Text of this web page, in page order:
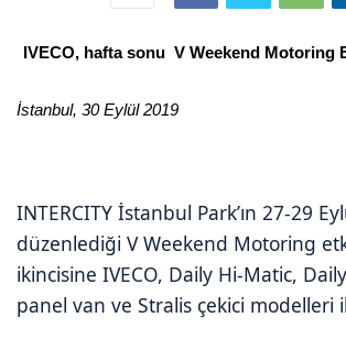
IVECO, hafta sonu V Weekend Motoring
İstanbul, 30 Eylül 2019
INTERCITY İstanbul Park’ın 27-29
düzenlediği V Weekend Motoring
ikincisine IVECO, Daily Hi-Matic,
panel van ve Stralis çekici modelleri